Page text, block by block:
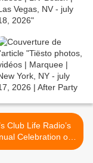
Club Life Radio’s
Celebration on
Electric Area >